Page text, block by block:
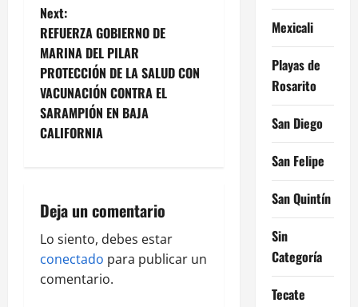
t
n
a
v
a
t
i
Next:
REFUERZA GOBIERNO DE
MARINA DEL PILAR
PROTECCIÓN DE LA SALUD CON
VACUNACIÓN CONTRA EL
SARAMPIÓN EN BAJA
CALIFORNIA
Deja un comentario
Lo siento, debes estar
conectado para publicar un
comentario.
Mexicali
Playas de
Rosarito
San Diego
San Felipe
San Quintín
Sin
Categoría
Tecate